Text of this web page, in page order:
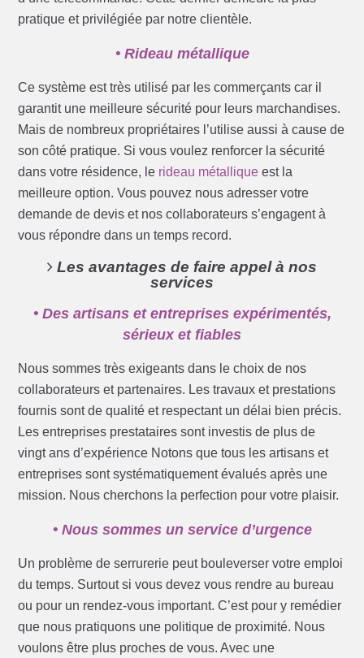
pratique et privilégiée par notre clientèle.
• Rideau métallique
Ce système est très utilisé par les commerçants car il
garantit une meilleure sécurité pour leurs marchandises.
Mais de nombreux propriétaires l’utilise aussi à cause de
son côté pratique. Si vous voulez renforcer la sécurité
dans votre résidence, le rideau métallique est la
meilleure option. Vous pouvez nous adresser votre
demande de devis et nos collaborateurs s’engagent à
vous répondre dans un temps record.
Les avantages de faire appel à nos
services
• Des artisans et entreprises expérimentés,
sérieux et fiables
Nous sommes très exigeants dans le choix de nos
collaborateurs et partenaires. Les travaux et prestations
fournis sont de qualité et respectant un délai bien précis.
Les entreprises prestataires sont investis de plus de
vingt ans d’expérience Notons que tous les artisans et
entreprises sont systématiquement évalués après une
mission. Nous cherchons la perfection pour votre plaisir.
• Nous sommes un service d’urgence
Un problème de serrurerie peut bouleverser votre emploi
du temps. Surtout si vous devez vous rendre au bureau
ou pour un rendez-vous important. C’est pour y remédier
que nous pratiquons une politique de proximité. Nous
voulons être plus proches de vous. Avec une